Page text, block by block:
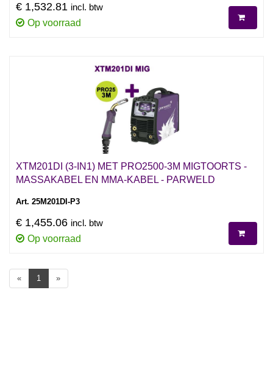
€ 1,532.81 incl. btw
Op voorraad
XTM201DI (3-IN1) MET PRO2500-3M MIGTOORTS -
MASSAKABEL EN MMA-KABEL - PARWELD
Art. 25M201DI-P3
€ 1,455.06 incl. btw
Op voorraad
« 1 »